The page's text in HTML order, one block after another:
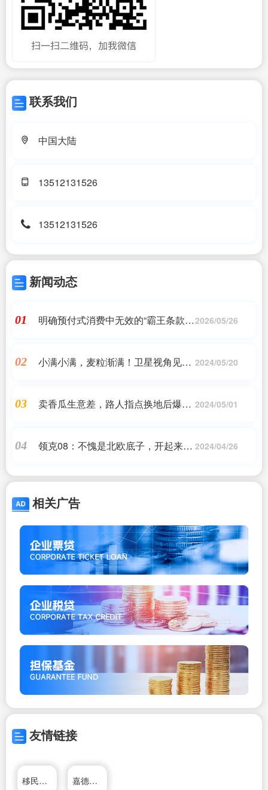
联系我们
中国大陆
13512131526
13512131526
新闻动态
01
明确预付式消费中无效的“霸王条款”
2026/05/26
02
小满小满，麦粒渐满！卫星视角见证 2024/05/20
03
卖香瓜生意差，路人指点换地后爆
2024/05/01
04
领克08：不愧是北欧底子，开起来依 2024/04/26
相关广告
友情链接
移民家园网! 嘉德移民